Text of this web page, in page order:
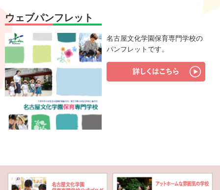
ウェブパンフレット
名古屋文化学園保育専門学校の
パンフレットです。